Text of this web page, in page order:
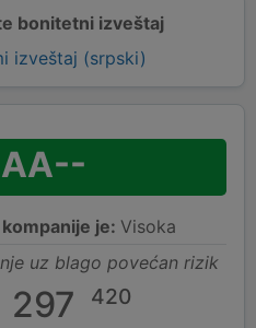
bonitetni izveštaj
izveštaj (srpski)
AA--
je: Visoka
uz blago povećan rizik
297 420